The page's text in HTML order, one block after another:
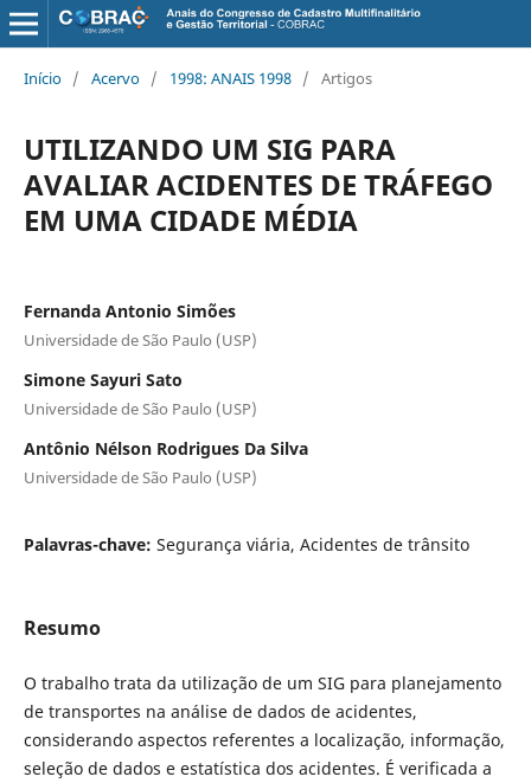
Início / Acervo / 1998: ANAIS 1998 / Artigos
UTILIZANDO UM SIG PARA
AVALIAR ACIDENTES DE TRÁFEGO
EM UMA CIDADE MÉDIA
Fernanda Antonio Simões
Universidade de São Paulo (USP)
Simone Sayuri Sato
Universidade de São Paulo (USP)
Antônio Nélson Rodrigues Da Silva
Universidade de São Paulo (USP)
Palavras-chave: Segurança viária, Acidentes de trânsito
Resumo
O trabalho trata da utilização de um SIG para planejamento
de transportes na análise de dados de acidentes,
considerando aspectos referentes a localização, informação,
seleção de dados e estatística dos acidentes. É verificada a